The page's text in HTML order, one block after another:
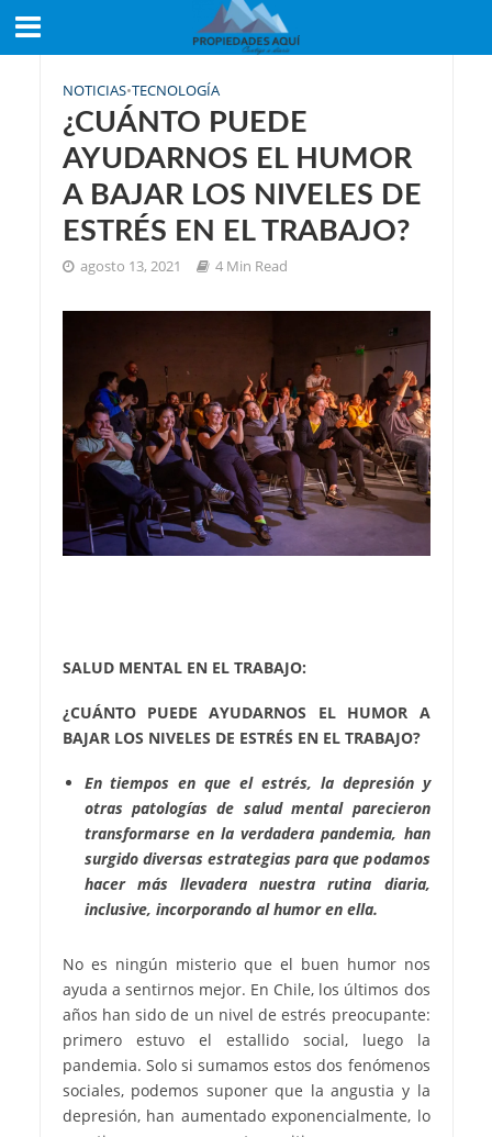
NOTICIAS•TECNOLOGÍA
¿CUÁNTO PUEDE
AYUDARNOS EL HUMOR
A BAJAR LOS NIVELES DE
ESTRÉS EN EL TRABAJO?
agosto 13, 2021 4 Min Read
SALUD MENTAL EN EL TRABAJO:
¿CUÁNTO PUEDE AYUDARNOS EL HUMOR A
BAJAR LOS NIVELES DE ESTRÉS EN EL TRABAJO?
En tiempos en que el estrés, la depresión y
otras patologías de salud mental parecieron
transformarse en la verdadera pandemia, han
surgido diversas estrategias para que podamos
hacer más llevadera nuestra rutina diaria,
inclusive, incorporando al humor en ella.
No es ningún misterio que el buen humor nos
ayuda a sentirnos mejor. En Chile, los últimos dos
años han sido de un nivel de estrés preocupante:
primero estuvo el estallido social, luego la
pandemia. Solo si sumamos estos dos fenómenos
sociales, podemos suponer que la angustia y la
depresión, han aumentado exponencialmente, lo